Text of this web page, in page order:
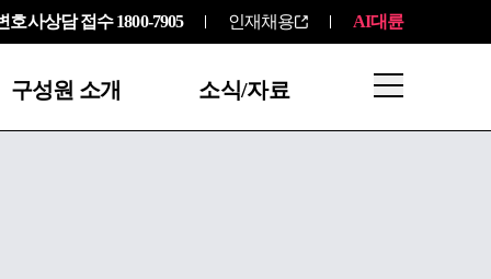
호사상담 접수 1800-7905 인재채용 AI대륜
구성원 소개 소식/자료